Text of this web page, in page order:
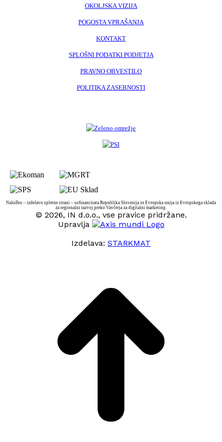
OKOLJSKA VIZIJA
POGOSTA VPRAŠANJA
KONTAKT
SPLOŠNI PODATKI PODJETJA
PRAVNO OBVESTILO
POLITIKA ZASEBNOSTI
Naložbo – izdelavo spletne strani – sofinancirata Republika Slovenija in Evropska unija iz Evropskega sklada
za regionalni razvoj preko Vavčerja za digitalni marketing.
© 2026, IN d.o.o., vse pravice pridržane.
Upravlja
Izdelava: STARKMAT